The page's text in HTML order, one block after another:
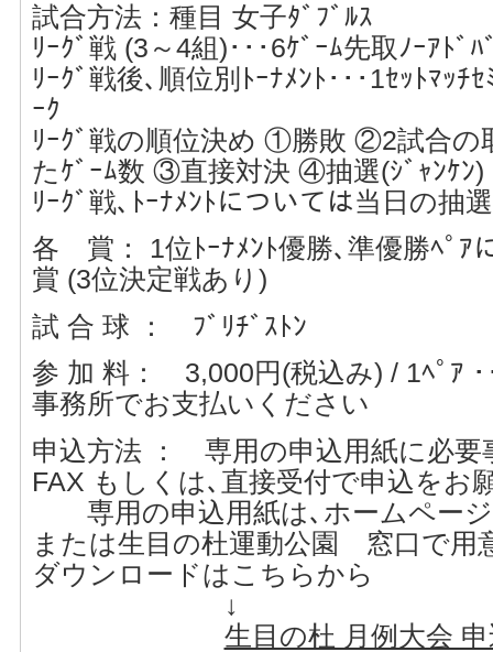
試合方法：種目 女子ﾀﾞﾌﾞﾙｽ
ﾘｰｸﾞ戦 (3～4組)･･･6ｹﾞｰﾑ先取ﾉｰｱﾄﾞﾊ
ﾘｰｸﾞ戦後､順位別ﾄｰﾅﾒﾝﾄ･･･1ｾｯﾄﾏｯﾁ
ｰｸ
ﾘｰｸﾞ戦の順位決め ①勝敗 ②2試合の
たｹﾞｰﾑ数 ③直接対決 ④抽選(ｼﾞｬﾝｹﾝ)
ﾘｰｸﾞ戦､ﾄｰﾅﾒﾝﾄについては当日の抽
各 賞： 1位ﾄｰﾅﾒﾝﾄ優勝､準優勝ﾍﾟｱ
賞 (3位決定戦あり)
試 合 球 ： ﾌﾞﾘﾁﾞｽﾄﾝ
参 加 料： 3,000円(税込み) / 1ﾍﾟｱ ･
事務所でお支払いください
申込方法 ： 専用の申込用紙に必要
FAX もしくは､直接受付で申込をお
専用の申込用紙は､ホームページ
または生目の杜運動公園 窓口で用
ダウンロードはこちらから
↓
生目の杜 月例大会